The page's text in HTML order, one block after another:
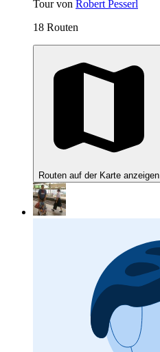
Tour von Robert Pesserl
18 Routen
Routen auf der Karte anzeigen